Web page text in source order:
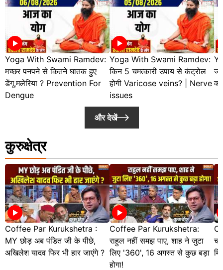
Yoga With Swami Ramdev:
मच्छर पनपने से कितने घातक हुए
डेंगू,मलेरिया ? Prevention For
Dengue
Yoga With Swami Ramdev:
किन 5 चमत्कारी उपाय से कंट्रोल
होगी Varicose veins? | Nerve
issues
और देखें
कुरुक्षेत्र
Coffee Par Kurukshetra :
MY छोड़ अब पंडित जी के पीछे,
अखिलेश यादव फिर भी हार जाएंगे ?
Coffee Par Kurukshetra:
राहुल नहीं समझ पाए, शाह ने जुटा
लिए '360', 16 अगस्त से कुछ बड़ा
होगा!